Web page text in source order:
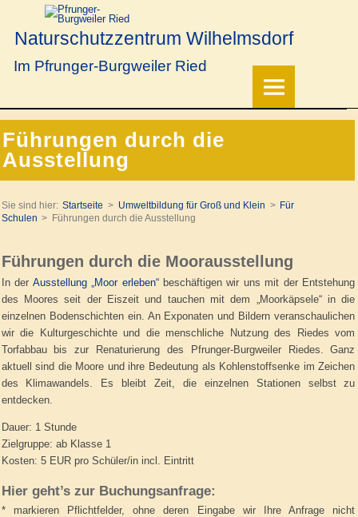
Naturschutzzentrum Wilhelmsdorf
Im Pfrunger-Burgweiler Ried
Führungen durch die
Ausstellung
Sie sind hier: Startseite Umweltbildung für Groß und Klein
Für
Schulen
Führungen durch die Ausstellung
Führungen durch die Moorausstellung
In der Ausstellung „Moor erleben“beschäftigen wir uns mit der Entstehung
des Moores seit der Eiszeit und tauchen mit dem „Moorkäpsele“ in die
einzelnen Bodenschichten ein. An Exponaten und Bildern veranschaulichen
wir die Kulturgeschichte und die menschliche Nutzung des Riedes vom
Torfabbau bis zur Renaturierung des Pfrunger-Burgweiler Riedes. Ganz
aktuell sind die Moore und ihre Bedeutung als Kohlenstoffsenke im Zeichen
des Klimawandels. Es bleibt Zeit, die einzelnen Stationen selbst zu
entdecken.
Dauer: 1 Stunde
Zielgruppe: ab Klasse 1
Kosten: 5 EUR pro Schüler/in incl. Eintritt
Hier geht’s zur Buchungsanfrage:
* markieren Pflichtfelder, ohne deren Eingabe wir Ihre Anfrage nicht